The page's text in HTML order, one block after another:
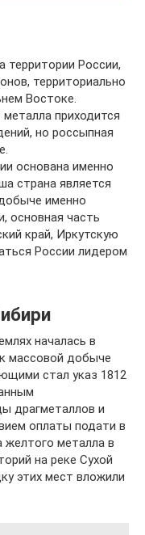
территории России,
территориально
Востоке.
приходится
но россыпная
основана именно
страна является
именно
основная часть
край, Иркутскую
России лидером
началась в
массовой добыче
стал указ 1812
драгметаллов и
оплаты подати в
металла в
на реке Сухой
этих мест вложили